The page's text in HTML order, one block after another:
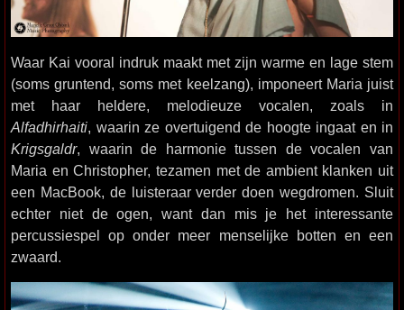
Waar Kai vooral indruk maakt met zijn warme en lage stem
(soms gruntend, soms met keelzang), imponeert Maria juist
met haar heldere, melodieuze vocalen, zoals in
Alfadhirhaiti, waarin ze overtuigend de hoogte ingaat en in
Krigsgaldr, waarin de harmonie tussen de vocalen van
Maria en Christopher, tezamen met de ambient klanken uit
een MacBook, de luisteraar verder doen wegdromen. Sluit
echter niet de ogen, want dan mis je het interessante
percussiespel op onder meer menselijke botten en een
zwaard.